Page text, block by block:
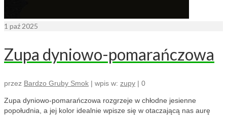
1 paź 2025
Zupa dyniowo-pomarańczowa
przez Bardzo Gruby Smok | wpis w: zupy | 0
Zupa dyniowo-pomarańczowa rozgrzeje w chłodne jesienne
popołudnia, a jej kolor idealnie wpisze się w otaczającą nas aurę